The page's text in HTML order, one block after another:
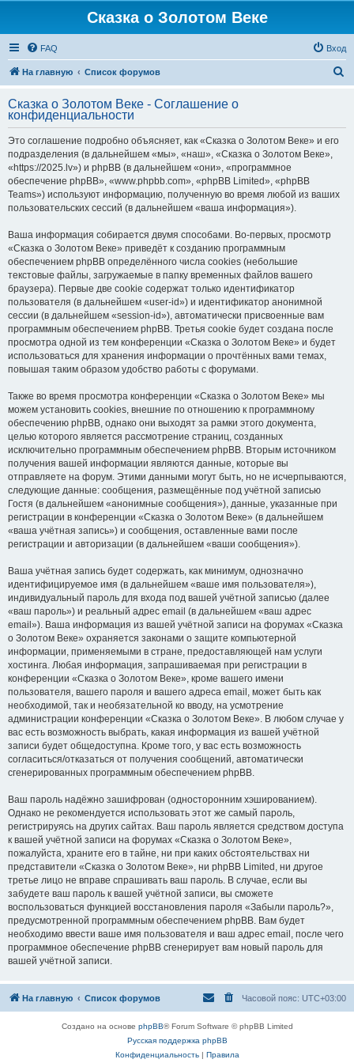
Сказка о Золотом Веке
FAQ Вход
На главную Список форумов
с
Сказка о Золотом Веке - Соглашение о
конфиденциальности
Это соглашение подробно объясняет, как «Сказка о Золотом Веке» и его
подразделения (в дальнейшем «мы», «наш», «Сказка о Золотом Веке»,
«https://2025.lv») и phpBB (в дальнейшем «они», «программное
обеспечение phpBB», «www.phpbb.com», «phpBB Limited», «phpBB
Teams») используют информацию, полученную во время любой из ваших
пользовательских сессий (в дальнейшем «ваша информация»).
Ваша информация собирается двумя способами. Во-первых, просмотр
«Сказка о Золотом Веке» приведёт к созданию программным
обеспечением phpBB определённого числа cookies (небольшие
текстовые файлы, загружаемые в папку временных файлов вашего
браузера). Первые две cookie содержат только идентификатор
пользователя (в дальнейшем «user-id») и идентификатор анонимной
сессии (в дальнейшем «session-id»), автоматически присвоенные вам
программным обеспечением phpBB. Третья cookie будет создана после
просмотра одной из тем конференции «Сказка о Золотом Веке» и будет
использоваться для хранения информации о прочтённых вами темах,
повышая таким образом удобство работы с форумами.
Также во время просмотра конференции «Сказка о Золотом Веке» мы
можем установить cookies, внешние по отношению к программному
обеспечению phpBB, однако они выходят за рамки этого документа,
целью которого является рассмотрение страниц, созданных
исключительно программным обеспечением phpBB. Вторым источником
получения вашей информации являются данные, которые вы
отправляете на форум. Этими данными могут быть, но не исчерпываются,
следующие данные: сообщения, размещённые под учётной записью
Гостя (в дальнейшем «анонимные сообщения»), данные, указанные при
регистрации в конференции «Сказка о Золотом Веке» (в дальнейшем
«ваша учётная запись») и сообщения, оставленные вами после
регистрации и авторизации (в дальнейшем «ваши сообщения»).
Ваша учётная запись будет содержать, как минимум, однозначно
идентифицируемое имя (в дальнейшем «ваше имя пользователя»),
индивидуальный пароль для входа под вашей учётной записью (далее
«ваш пароль») и реальный адрес email (в дальнейшем «ваш адрес
email»). Ваша информация из вашей учётной записи на форумах «Сказка
о Золотом Веке» охраняется законами о защите компьютерной
информации, применяемыми в стране, предоставляющей нам услуги
хостинга. Любая информация, запрашиваемая при регистрации в
конференции «Сказка о Золотом Веке», кроме вашего имени
пользователя, вашего пароля и вашего адреса email, может быть как
необходимой, так и необязательной ко вводу, на усмотрение
администрации конференции «Сказка о Золотом Веке». В любом случае у
вас есть возможность выбрать, какая информация из вашей учётной
записи будет общедоступна. Кроме того, у вас есть возможность
согласиться/отказаться от получения сообщений, автоматически
сгенерированных программным обеспечением phpBB.
Ваш пароль надёжно зашифрован (односторонним хэшированием).
Однако не рекомендуется использовать этот же самый пароль,
регистрируясь на других сайтах. Ваш пароль является средством доступа
к вашей учётной записи на форумах «Сказка о Золотом Веке»,
пожалуйста, храните его в тайне, ни при каких обстоятельствах ни
представители «Сказка о Золотом Веке», ни phpBB Limited, ни другое
третье лицо не вправе спрашивать ваш пароль. В случае, если вы
забудете ваш пароль к вашей учётной записи, вы сможете
воспользоваться функцией восстановления пароля «Забыли пароль?»,
предусмотренной программным обеспечением phpBB. Вам будет
необходимо ввести ваше имя пользователя и ваш адрес email, после чего
программное обеспечение phpBB сгенерирует вам новый пароль для
вашей учётной записи.
На главную Список форумов Часовой пояс: UTC+03:00
Создано на основе phpBB® Forum Software © phpBB Limited
Русская поддержка phpBB
Конфиденциальность| Правила